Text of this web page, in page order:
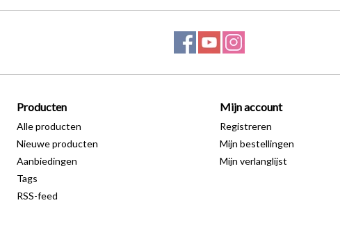
Producten
Alle producten
Nieuwe producten
Aanbiedingen
Tags
RSS-feed
Mijn account
Registreren
Mijn bestellingen
Mijn verlanglijst